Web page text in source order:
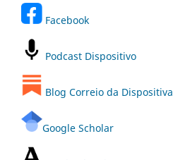
Facebook
Podcast Dispositivo
Blog Correio da Dispositiva
Google Scholar